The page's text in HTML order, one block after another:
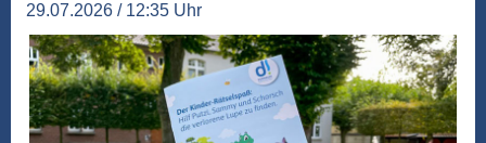
29.07.2026 / 12:35 Uhr